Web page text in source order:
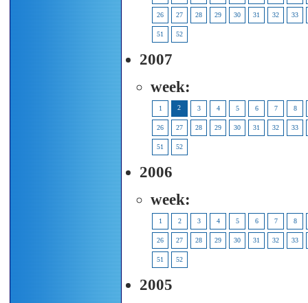
26 27 28 29 30 31 32 33
51 52
2007
week:
1 2 3 4 5 6 7 8
26 27 28 29 30 31 32 33
51 52
2006
week:
1 2 3 4 5 6 7 8
26 27 28 29 30 31 32 33
51 52
2005